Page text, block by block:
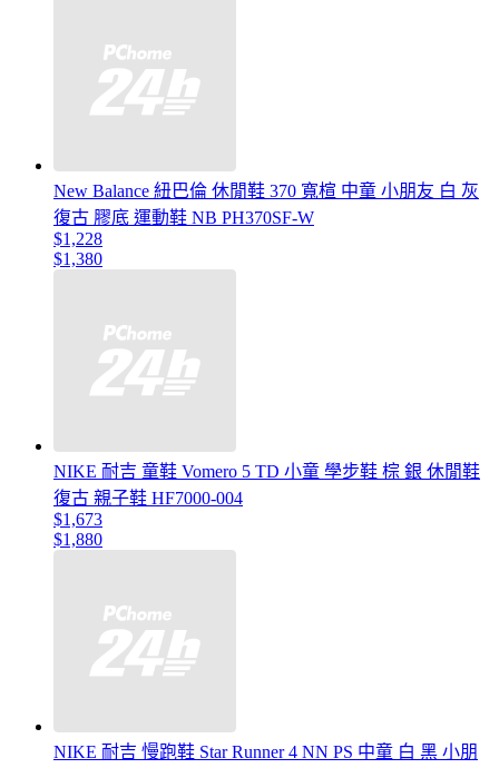
New Balance 紐巴倫 休閒鞋 370 寬楦 中童 小朋友 白 灰
復古 膠底 運動鞋 NB PH370SF-W
$1,228
$1,380
NIKE 耐吉 童鞋 Vomero 5 TD 小童 學步鞋 棕 銀 休閒鞋
復古 親子鞋 HF7000-004
$1,673
$1,880
NIKE 耐吉 慢跑鞋 Star Runner 4 NN PS 中童 白 黑 小朋